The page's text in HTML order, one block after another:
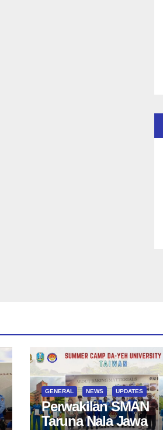
GENERAL NEWS UPDATES
Perwakilan SMAN
Taruna Nala Jawa